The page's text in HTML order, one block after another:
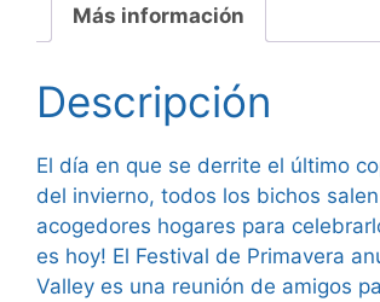
Más información
Descripción
El día en que se derrite el último
del invierno, todos los bichos
acogedores hogares para
es hoy! El Festival de Primavera
Valley es una reunión de amigos